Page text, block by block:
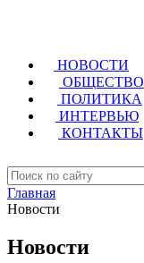
НОВОСТИ
ОБЩЕСТВО
ПОЛИТИКА
ИНТЕРВЬЮ
КОНТАКТЫ
Главная
Новости
Новости